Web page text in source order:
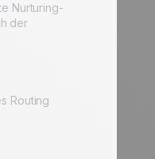
Nurturing-
der
Routing